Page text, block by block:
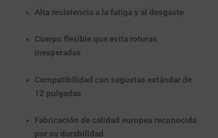
Alta resistencia a la fatiga y al desgaste
Cuerpo flexible que evita roturas
inesperadas
Compatibilidad con seguetas estándar de
12 pulgadas
Fabricación de calidad europea reconocida
por su durabilidad